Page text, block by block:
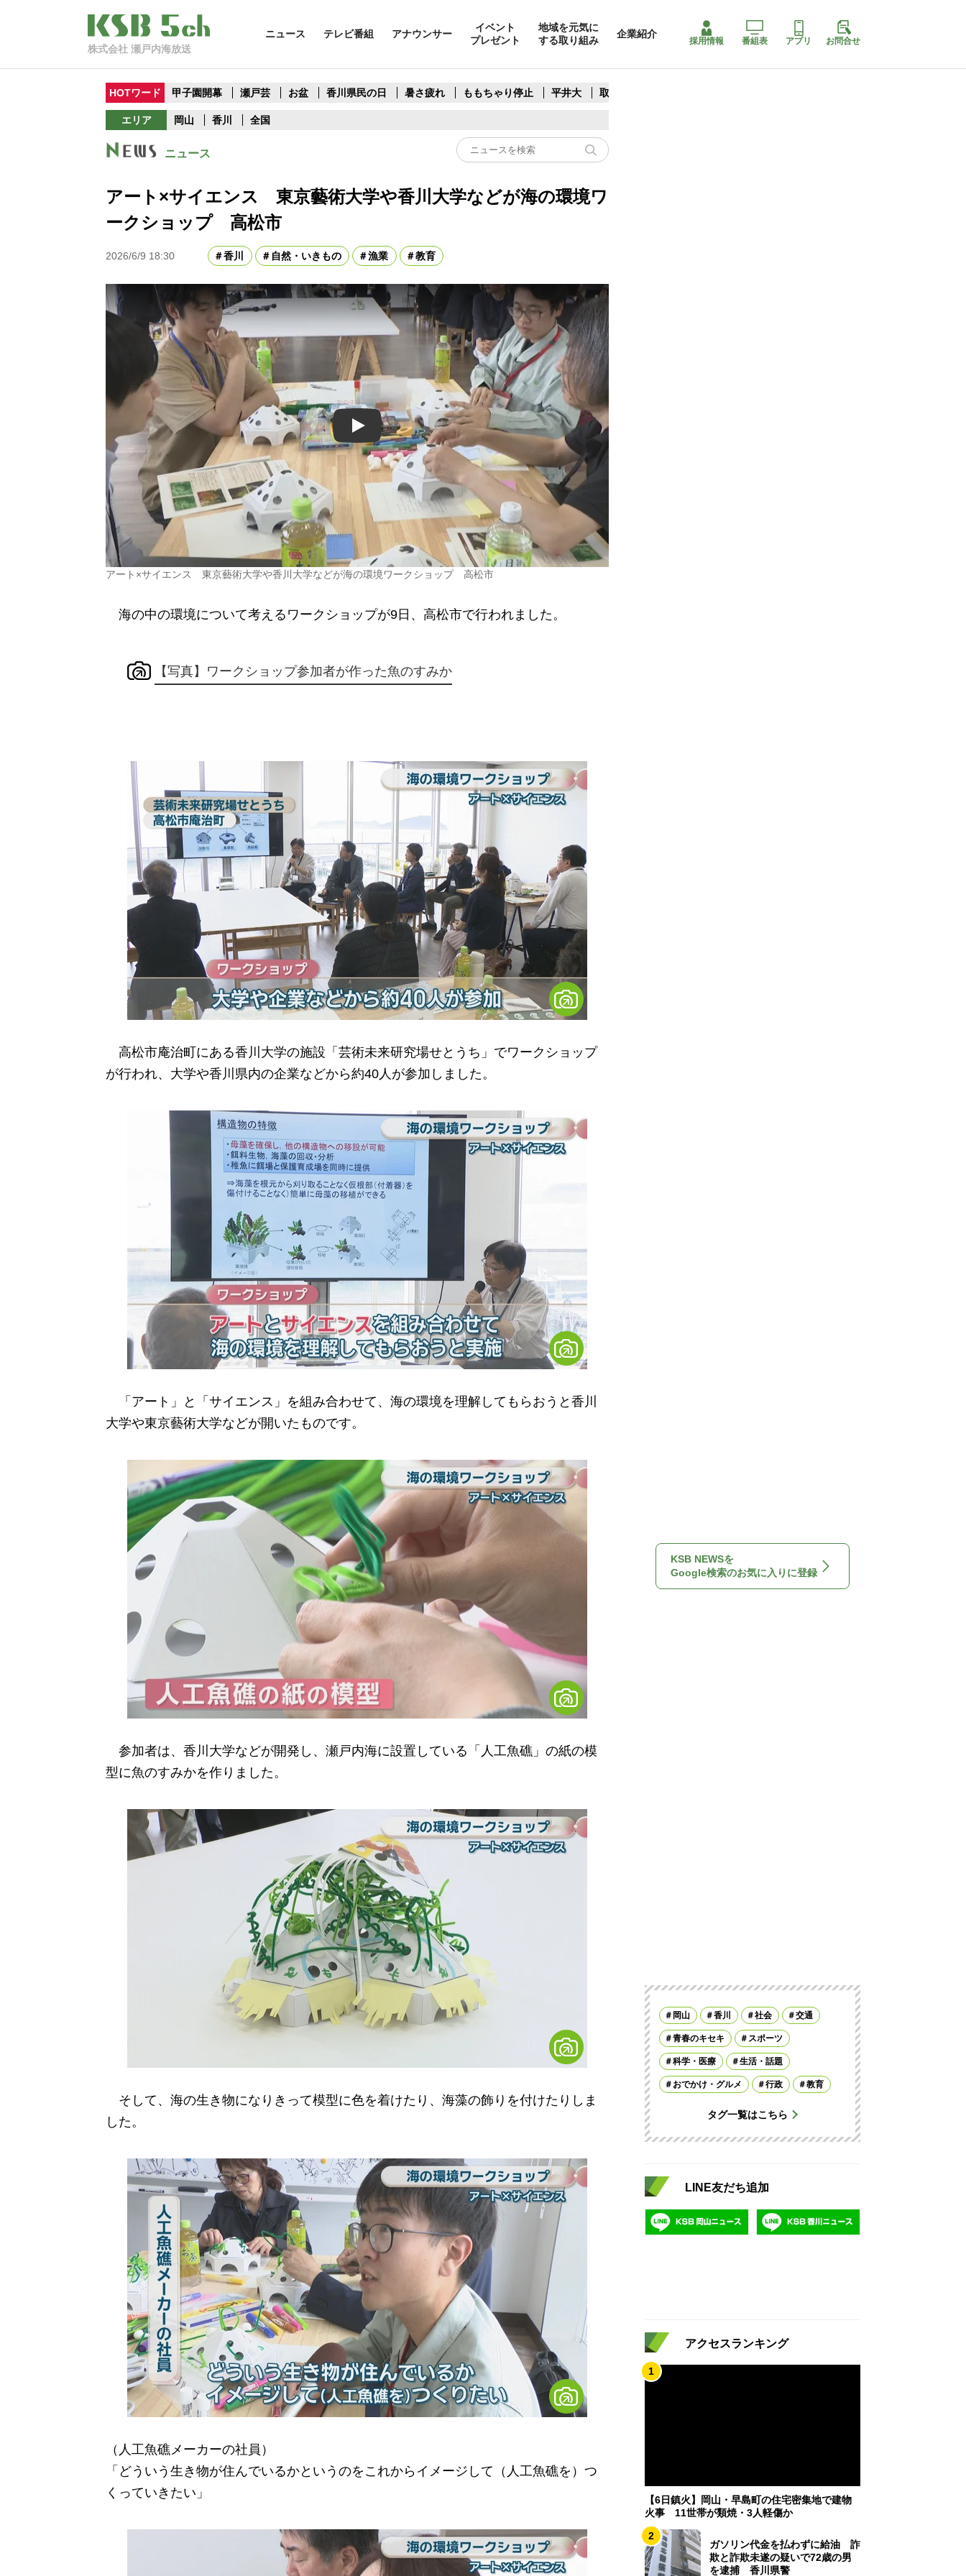
株式会社 瀬戸内海放送
ニュース テレビ番組 アナウンサー
イベント
プレゼント
地域を元気に
する取り組み
企業紹介
採用情報 番組表 アプリ お問合せ
HOTワード 甲子園開幕 瀬戸芸 お盆 香川県民の日 暑さ疲れ ももちゃり停止 平井大 取水制限
エリア 岡山 香川 全国
ニュース
アート×サイエンス 東京藝術大学や香川大学などが海の環境ワ
ークショップ 高松市
2026/6/9 18:30 香川 自然・いきもの 漁業 教育
Play
アート×サイエンス 東京藝術大学や香川大学などが海の環境ワークショップ 高松市
海の中の環境について考えるワークショップが9日、高松市で行われました。
【写真】ワークショップ参加者が作った魚のすみか
高松市庵治町にある香川大学の施設「芸術未来研究場せとうち」でワークショップ
が行われ、大学や香川県内の企業などから約40人が参加しました。
「アート」と「サイエンス」を組み合わせて、海の環境を理解してもらおうと香川
大学や東京藝術大学などが開いたものです。
参加者は、香川大学などが開発し、瀬戸内海に設置している「人工魚礁」の紙の模
型に魚のすみかを作りました。
そして、海の生き物になりきって模型に色を着けたり、海藻の飾りを付けたりしま
した。
（人工魚礁メーカーの社員）
「どういう生き物が住んでいるかというのをこれからイメージして（人工魚礁を）つ
くっていきたい」
KSB NEWSを
Google検索のお気に入りに登録
岡山 香川 社会 交通
青春のキセキ スポーツ
科学・医療 生活・話題
おでかけ・グルメ 行政 教育
タグ一覧はこちら
LINE友だち追加
アクセスランキング
1
【6日鎮火】岡山・早島町の住宅密集地で建物
火事 11世帯が類焼・3人軽傷か
2
ガソリン代金を払わずに給油 詐
欺と詐欺未遂の疑いで72歳の男
を逮捕 香川県警